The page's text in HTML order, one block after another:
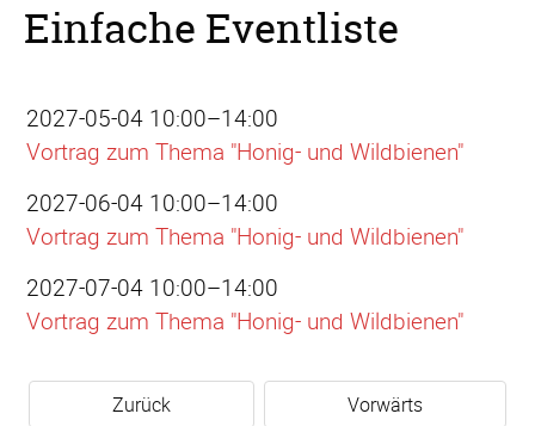
Einfache Eventliste
2027-05-04 10:00–14:00
Vortrag zum Thema "Honig- und Wildbienen"
2027-06-04 10:00–14:00
Vortrag zum Thema "Honig- und Wildbienen"
2027-07-04 10:00–14:00
Vortrag zum Thema "Honig- und Wildbienen"
Zurück Vorwärts